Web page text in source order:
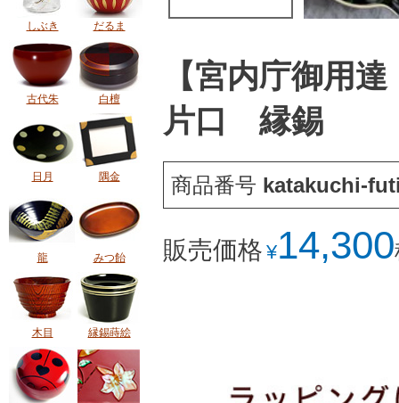
しぶき だるま
古代朱 白檀
日月 隅金
龍 みつ飴
木目 縁錫蒔絵
【宮内庁御用
片口 縁錫
商品番号 katakuchi-
販売価格 ¥14,300